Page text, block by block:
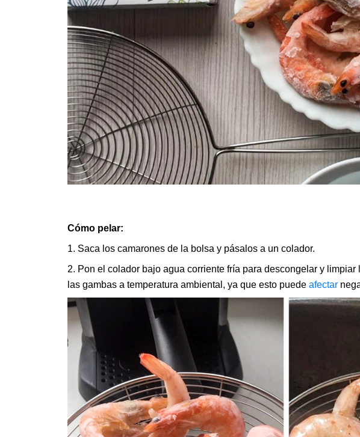
Cómo pelar:
1. Saca los camarones de la bolsa y pásalos a un colador.
2. Pon el colador bajo agua corriente fría para descongelar y
las gambas a temperatura ambiental, ya que esto puede afectar